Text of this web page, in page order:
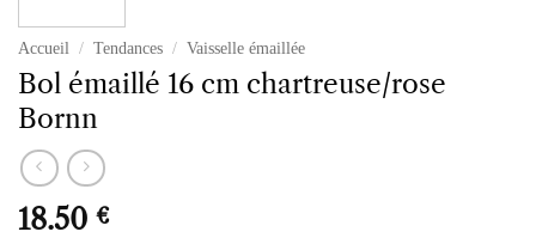
Accueil / Tendances / Vaisselle émaillée
Bol émaillé 16 cm chartreuse/rose
Bornn
18.50 €